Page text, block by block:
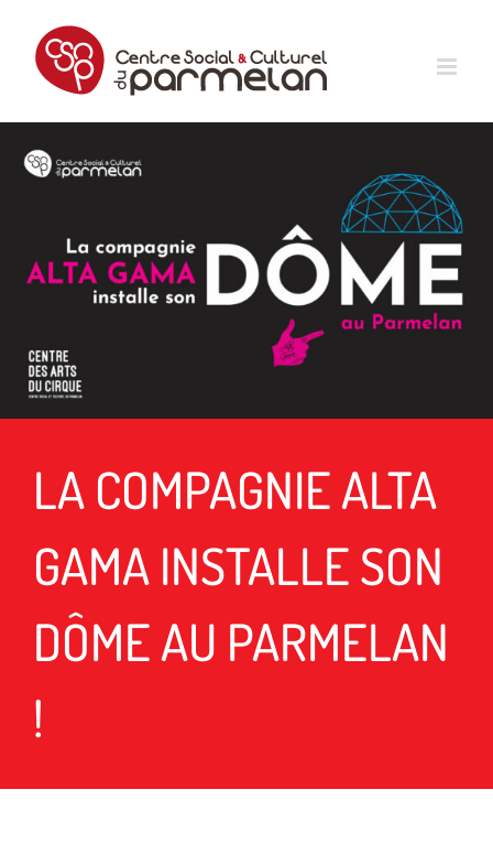
contenu
LA COMPAGNIE ALTA
GAMA INSTALLE SON
DÔME AU PARMELAN
!